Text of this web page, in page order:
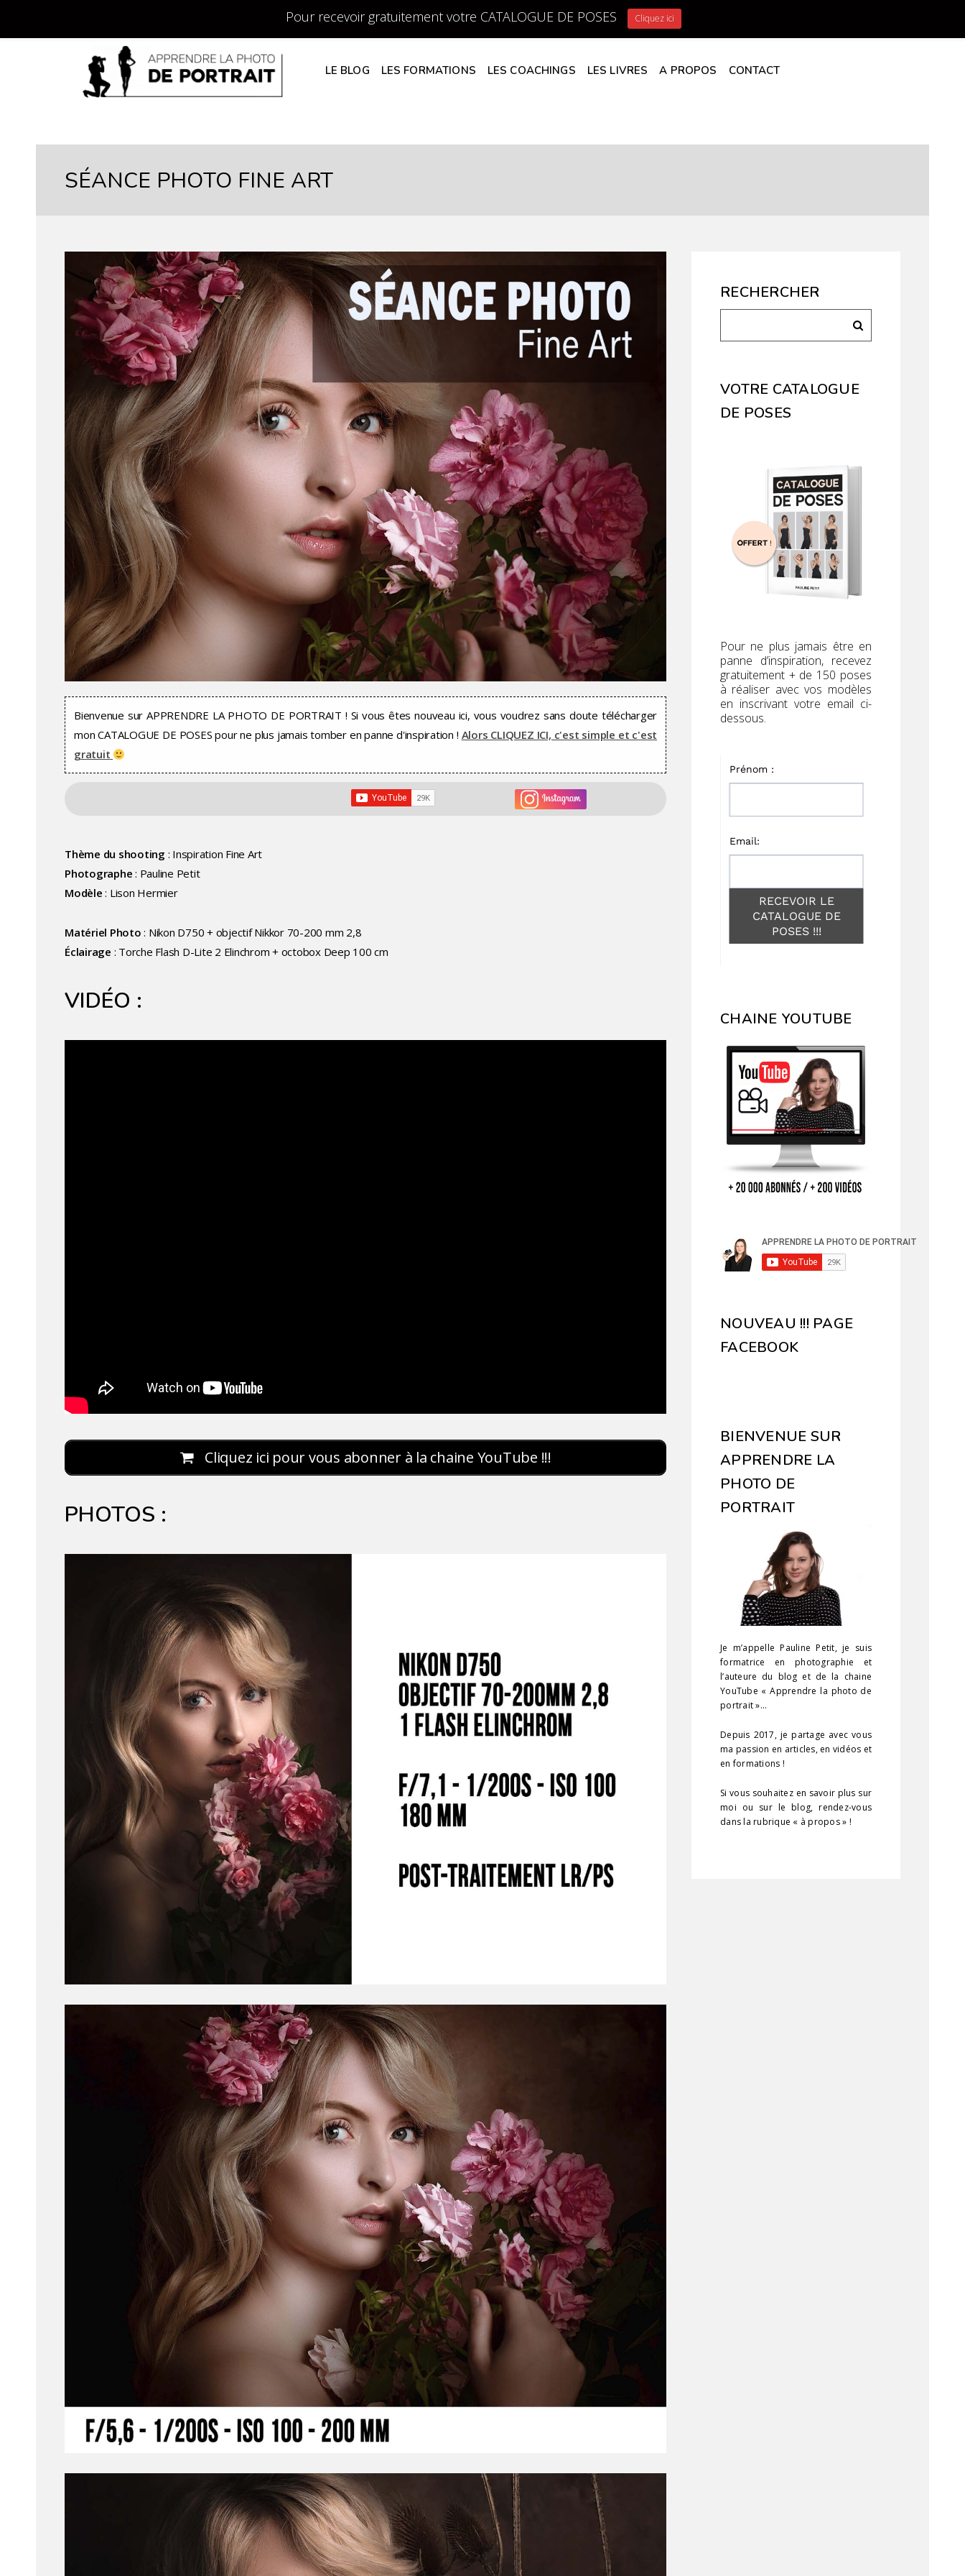
LE BLOG LES FORMATIONS LES COACHINGS LES LIVRES A PROPOS CONTACT
SÉANCE PHOTO FINE ART
Bienvenue sur APPRENDRE LA PHOTO DE PORTRAIT ! Si vous êtes nouveau ici, vous voudrez sans doute télécharger
mon CATALOGUE DE POSES pour ne plus jamais tomber en panne d'inspiration ! Alors CLIQUEZ ICI, c'est simple et c'est
gratuit
Thème du shooting : Inspiration Fine Art
Photographe : Pauline Petit
Modèle : Lison Hermier
Matériel Photo : Nikon D750 + objectif Nikkor 70-200 mm 2,8
Éclairage : Torche Flash D-Lite 2 Elinchrom + octobox Deep 100 cm
VIDÉO :
Cliquez ici pour vous abonner à la chaine YouTube !!!
PHOTOS :
RECHERCHER
VOTRE CATALOGUE
DE POSES
Pour ne plus jamais être en
panne d’inspiration, recevez
gratuitement + de 150 poses
à réaliser avec vos modèles
en inscrivant votre email ci-
dessous.
CHAINE YOUTUBE
NOUVEAU !!! PAGE
FACEBOOK
BIENVENUE SUR
APPRENDRE LA
PHOTO DE
PORTRAIT
Je m’appelle Pauline Petit, je suis
formatrice en photographie et
l’auteure du blog et de la chaine
YouTube « Apprendre la photo de
portrait »…
Depuis 2017, je partage avec vous
ma passion en articles, en vidéos et
en formations !
Si vous souhaitez en savoir plus sur
moi ou sur le blog, rendez-vous
dans la rubrique « à propos » !
Pour recevoir gratuitement votre CATALOGUE DE POSES Cliquez ici